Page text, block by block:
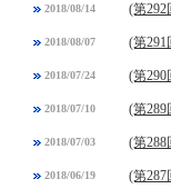
2018/08/14 (第
2018/08/07 (第291
2018/07/24 (第
2018/07/10 (第
2018/07/03 (第
2018/06/19 (第